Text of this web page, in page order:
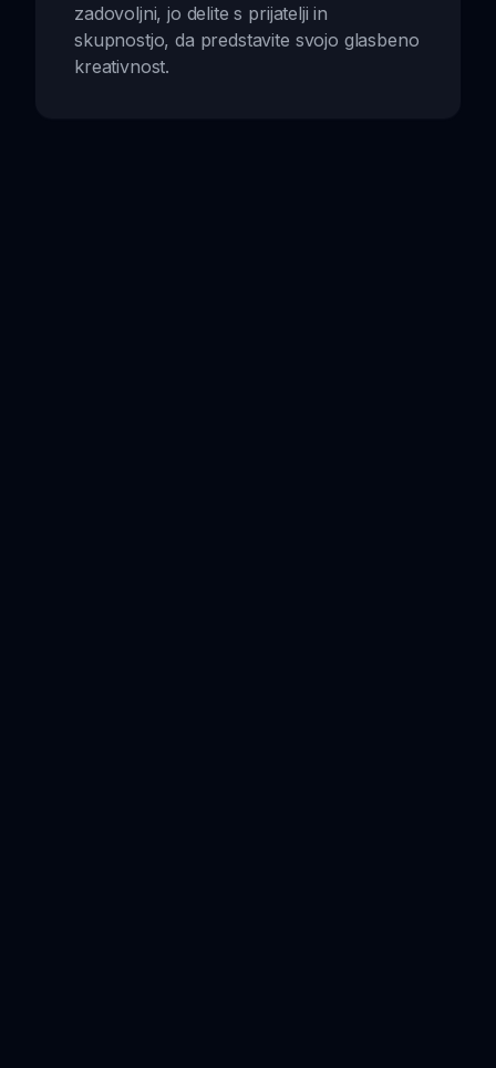
zadovoljni, jo delite s prijatelji in
skupnostjo, da predstavite svojo glasbeno
kreativnost.